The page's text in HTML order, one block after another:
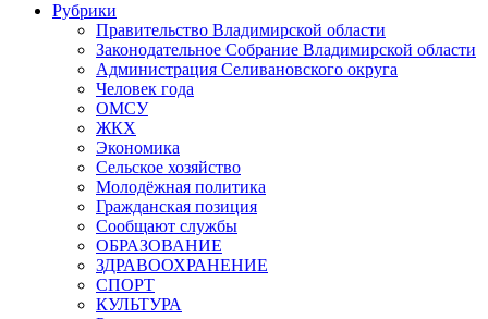
Рубрики
Правительство Владимирской области
Законодательное Собрание Владимирской области
Администрация Селивановского округа
Человек года
ОМСУ
ЖКХ
Экономика
Сельское хозяйство
Молодёжная политика
Гражданская позиция
Сообщают службы
ОБРАЗОВАНИЕ
ЗДРАВООХРАНЕНИЕ
СПОРТ
КУЛЬТУРА